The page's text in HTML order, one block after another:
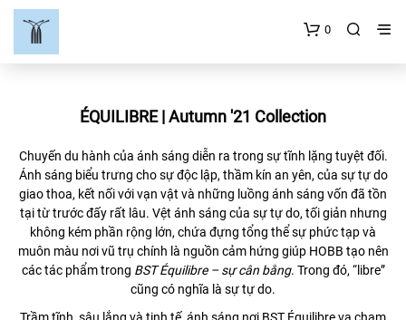
0
ÉQUILIBRE | Autumn '21 Collection
Chuyến du hành của ánh sáng diễn ra trong sự tĩnh lặng tuyệt đối.
Ánh sáng biểu trưng cho sự độc lập, thầm kín an yên, của sự tự do
giao thoa, kết nối với vạn vật và những luồng ánh sáng vốn đã tồn
tại từ trước đấy rất lâu. Vệt ánh sáng của sự tự do, tối giản nhưng
không kém phần rộng lớn, chứa đựng tổng thể sự phức tạp và
muôn màu nơi vũ trụ chính là nguồn cảm hứng giúp HOBB tạo nên
các tác phẩm trong BST Équilibre – sự cân bằng. Trong đó, “libre”
cũng có nghĩa là sự tự do.
Trầm tĩnh, sâu lắng và tinh tế, ánh sáng nơi BST Équilibre va chạm